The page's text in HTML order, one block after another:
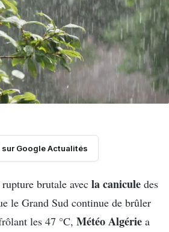
Google Actualités
brutale avec la canicule des
le Grand Sud continue de brûler
les 47 °C, Météo Algérie a